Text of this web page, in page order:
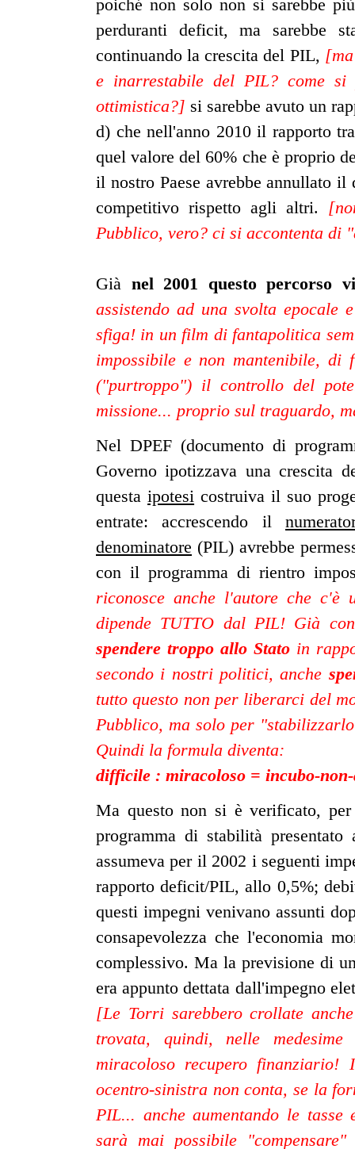
poiché non solo non si sarebbe
perduranti deficit, ma sarebbe
continuando la crescita del PIL,
e inarrestabile del PIL? come si
ottimistica?] si sarebbe avuto un
d) che nell'anno 2010 il rapporto
quel valore del 60% che è proprio
il nostro Paese avrebbe annullato
competitivo rispetto agli altri.
Pubblico, vero? ci si accontenta di
Già nel 2001 questo percorso
assistendo ad una svolta epocale
sfiga! in un film di fantapolitica
impossibile e non mantenibile, di
("purtroppo") il controllo del
missione... proprio sul traguardo,
Nel DPEF (documento di
Governo ipotizzava una
questaipotesi costruiva il suo
entrate: accrescendo il
denominatore (PIL) avrebbe
con il programma di rientro
riconosce anche l'autore che
dipende TUTTO dal PIL! Già
spendere troppo allo Statoin
secondo i nostri politici, anche
tutto questo non per liberarci del
Pubblico, ma solo per
Quindi la formula diventa:
difficile : miracoloso = incubo-
Ma questo non si è verificato,
programma di stabilità
assumeva per il 2002 i seguenti
rapporto deficit/PIL, allo 0,5%;
questi impegni venivano assunti
consapevolezza che l'economia
complessivo. Ma la previsione di
era appunto dettata dall'impegno
[Le Torri sarebbero crollate
trovata, quindi, nelle
miracoloso recupero
ocentro-sinistra non conta, se la
PIL... anche aumentando le
sarà mai possibile